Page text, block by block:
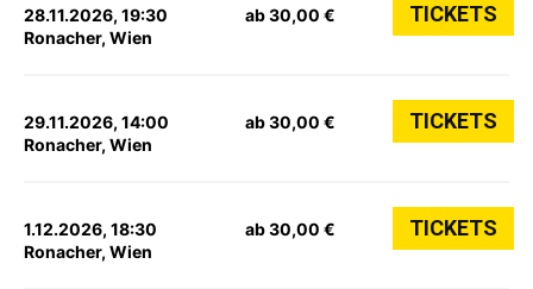
28.11.2026, 19:30
Ronacher, Wien
ab 30,00 € TICKETS
29.11.2026, 14:00
Ronacher, Wien
ab 30,00 € TICKETS
1.12.2026, 18:30
Ronacher, Wien
ab 30,00 € TICKETS